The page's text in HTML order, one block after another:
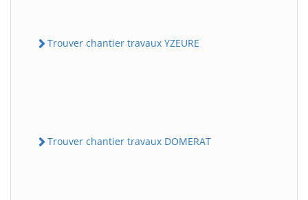
Trouver chantier travaux YZEURE
Trouver chantier travaux DOMERAT